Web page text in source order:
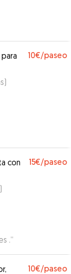
10€/paseo
)
con
15€/paseo
)
.”
10€/paseo